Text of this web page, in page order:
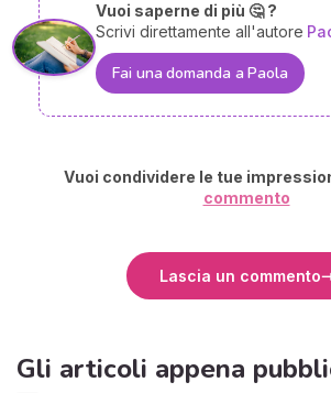
Vuoi saperne di più 🤔 ?
Scrivi direttamente all'autore
Fai una domanda a Paola
Vuoi condividere le tue
commento
Lascia un commento
Gli articoli appena